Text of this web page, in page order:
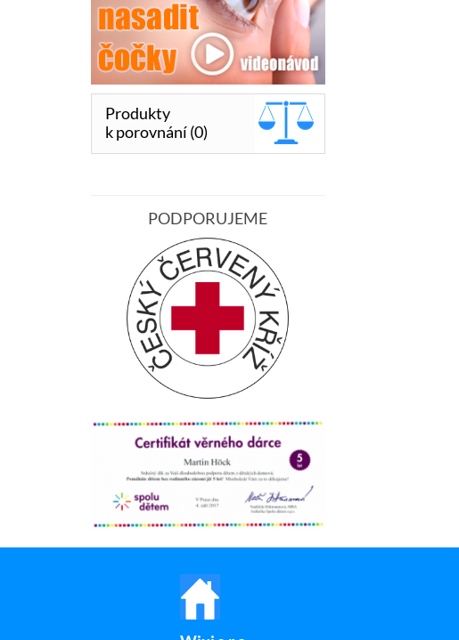
Produkty
k porovnání (0)
PODPORUJEME